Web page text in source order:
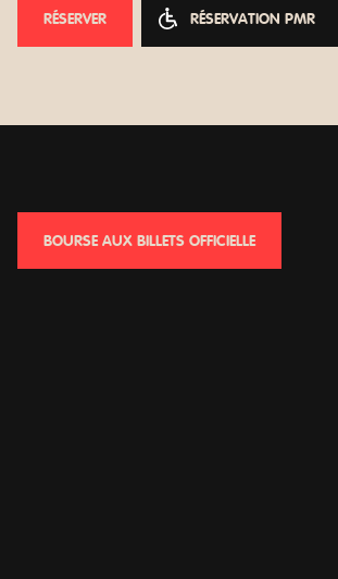
RÉSERVER RÉSERVATION PMR
BOURSE AUX BILLETS OFFICIELLE